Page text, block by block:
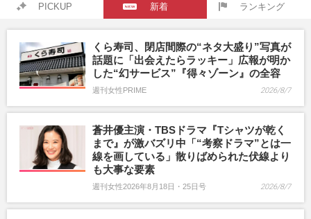
PICKUP 新着 ランキング
くら寿司、閉店間際の“ネタ大盛り”写真が
話題に「出会えたらラッキー」広報が明か
した“幻サービス”『得々ゾーン』の全容
週刊女性PRIME 2026/8/7
蒼井優主演・TBSドラマ『Tシャツが乾く
まで』が激バズリ中「“考察ドラマ”とは一
線を画している」散りばめられた伏線より
も大事な要素
週刊女性2026年8月18日・25日号 2026/8/7